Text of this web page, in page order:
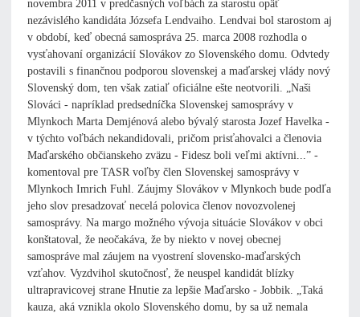
novembra 2011 v predčasných voľbách za starostu opäť
nezávislého kandidáta Józsefa Lendvaiho. Lendvai bol starostom aj
v období, keď obecná samospráva 25. marca 2008 rozhodla o
vysťahovaní organizácií Slovákov zo Slovenského domu. Odvtedy
postavili s finančnou podporou slovenskej a maďarskej vlády nový
Slovenský dom, ten však zatiaľ oficiálne ešte neotvorili. „Naši
Slováci - napríklad predsedníčka Slovenskej samosprávy v
Mlynkoch Marta Demjénová alebo bývalý starosta Jozef Havelka -
v týchto voľbách nekandidovali, pričom prisťahovalci a členovia
Maďarského občianskeho zväzu - Fidesz boli veľmi aktívni...” -
komentoval pre TASR voľby člen Slovenskej samosprávy v
Mlynkoch Imrich Fuhl. Záujmy Slovákov v Mlynkoch bude podľa
jeho slov presadzovať necelá polovica členov novozvolenej
samosprávy. Na margo možného vývoja situácie Slovákov v obci
konštatoval, že neočakáva, že by niekto v novej obecnej
samospráve mal záujem na vyostrení slovensko-maďarských
vzťahov. Vyzdvihol skutočnosť, že neuspel kandidát blízky
ultrapravicovej strane Hnutie za lepšie Maďarsko - Jobbik. „Taká
kauza, aká vznikla okolo Slovenského domu, by sa už nemala